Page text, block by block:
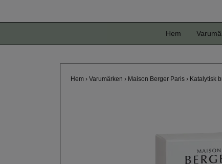
Hem
Hem › Varumärken › Maison Berger Paris › Katalytisk